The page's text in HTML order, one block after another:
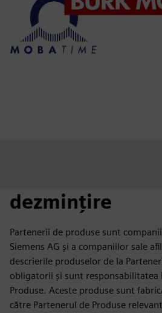
dezmințire
Partenerii de produse sunt
Siemens AG și a companiilor sale
descrierile produselor de la
obligatorii și sunt responsabilitatea
Produse. Aceste produse sunt
către Partenerul de Produse